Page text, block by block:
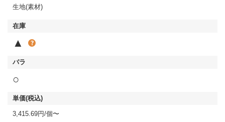
生地(素材)
▲
○
3,415.69円/個〜